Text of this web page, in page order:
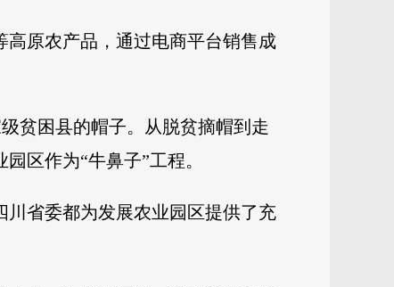
原农产品，通过电商平台销售成
贫困县的帽子。从脱贫摘帽到走
区作为“牛鼻子”工程。
省委都为发展农业园区提供了充